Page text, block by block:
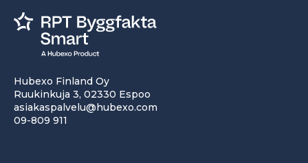
Hubexo Finland Oy
Ruukinkuja 3, 02330 Espoo
asiakaspalvelu@hubexo.com
09-809 911